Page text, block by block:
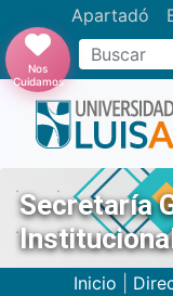
Apartadó
Buscar
Nos
Cuidamos
Secretaría
Inicio